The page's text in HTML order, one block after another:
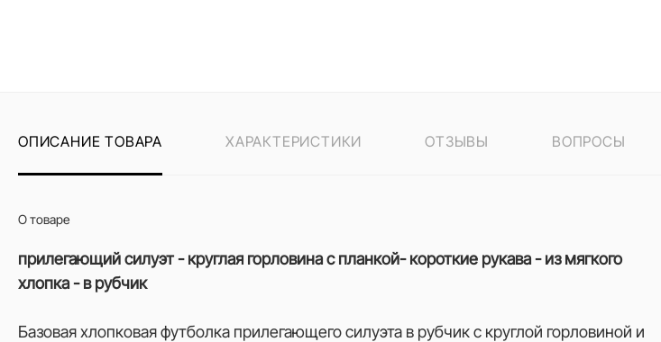
ОПИСАНИЕ ТОВАРА ХАРАКТЕРИСТИКИ ОТЗЫВЫ ВОПРОСЫ
О товаре
прилегающий силуэт - круглая горловина с планкой- короткие рукава - из мягкого
хлопка - в рубчик
Базовая хлопковая футболка прилегающего силуэта в рубчик с круглой горловиной и